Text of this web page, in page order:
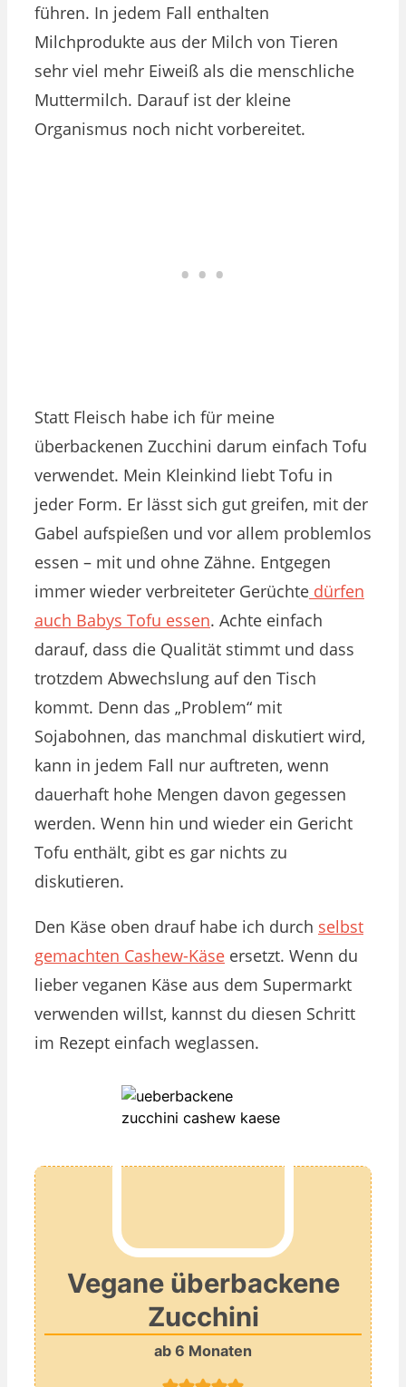
führen. In jedem Fall enthalten
Milchprodukte aus der Milch von Tieren
sehr viel mehr Eiweiß als die menschliche
Muttermilch. Darauf ist der kleine
Organismus noch nicht vorbereitet.
Statt Fleisch habe ich für meine
überbackenen Zucchini darum einfach Tofu
verwendet. Mein Kleinkind liebt Tofu in
jeder Form. Er lässt sich gut greifen, mit der
Gabel aufspießen und vor allem problemlos
essen – mit und ohne Zähne. Entgegen
immer wieder verbreiteter Gerüchte dürfen
auch Babys Tofu essen. Achte einfach
darauf, dass die Qualität stimmt und dass
trotzdem Abwechslung auf den Tisch
kommt. Denn das „Problem“ mit
Sojabohnen, das manchmal diskutiert wird,
kann in jedem Fall nur auftreten, wenn
dauerhaft hohe Mengen davon gegessen
werden. Wenn hin und wieder ein Gericht
Tofu enthält, gibt es gar nichts zu
diskutieren.
Den Käse oben drauf habe ich durch selbst
gemachten Cashew-Käse ersetzt. Wenn du
lieber veganen Käse aus dem Supermarkt
verwenden willst, kannst du diesen Schritt
im Rezept einfach weglassen.
Vegane überbackene
Zucchini
ab 6 Monaten